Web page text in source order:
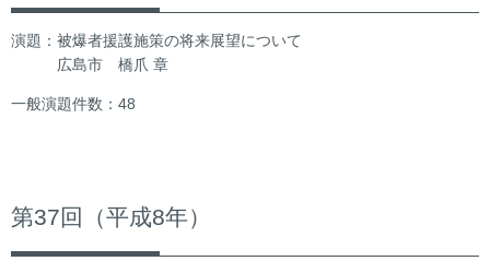
演題：被爆者援護施策の将来展望について
広島市 橋爪 章
一般演題件数：48
第37回（平成8年）